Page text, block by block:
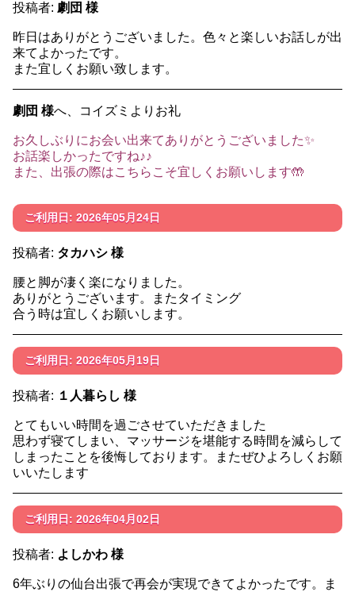
投稿者: 劇団 様
昨日はありがとうございました。色々と楽しいお話しが出
来てよかったです。
また宜しくお願い致します。
劇団 様へ、コイズミよりお礼
お久しぶりにお会い出来てありがとうございました✨
お話楽しかったですね♪♪
また、出張の際はこちらこそ宜しくお願いします🤲
ご利用日: 2026年05月24日
投稿者: タカハシ 様
腰と脚が凄く楽になりました。
ありがとうございます。またタイミング
合う時は宜しくお願いします。
ご利用日: 2026年05月19日
投稿者: １人暮らし 様
とてもいい時間を過ごさせていただきました
思わず寝てしまい、マッサージを堪能する時間を減らして
しまったことを後悔しております。またぜひよろしくお願
いいたします
ご利用日: 2026年04月02日
投稿者: よしかわ 様
6年ぶりの仙台出張で再会が実現できてよかったです。ま